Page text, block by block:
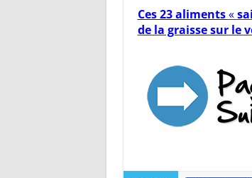
Ces 23 aliments«
de la graisse sur le